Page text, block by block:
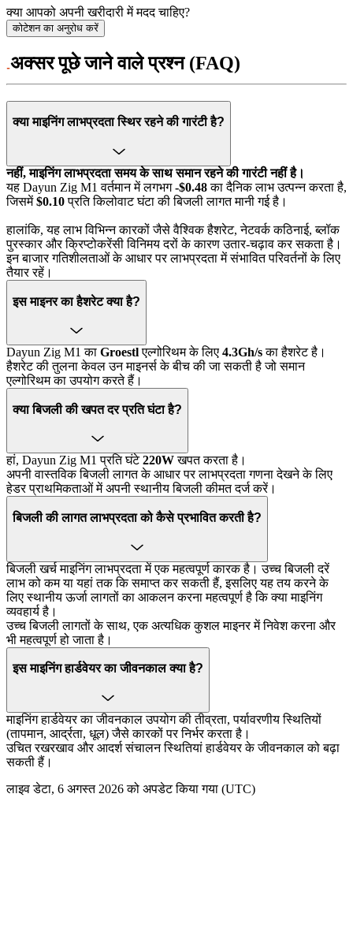
क्या आपको अपनी खरीदारी में मदद चाहिए?
कोटेशन का अनुरोध करें
अक्सर पूछे जाने वाले प्रश्न (FAQ)
क्या माइनिंग लाभप्रदता स्थिर रहने की गारंटी है?
नहीं, माइनिंग लाभप्रदता समय के साथ समान रहने की गारंटी नहीं है।
यह Dayun Zig M1 वर्तमान में लगभग-$0.48का दैनिक लाभ उत्पन्न करता है,
जिसमें$0.10प्रति किलोवाट घंटा की बिजली लागत मानी गई है।
हालांकि, यह लाभ विभिन्न कारकों जैसे वैश्विक हैशरेट, नेटवर्क कठिनाई, ब्लॉक
पुरस्कार और क्रिप्टोकरेंसी विनिमय दरों के कारण उतार-चढ़ाव कर सकता है।
इन बाजार गतिशीलताओं के आधार पर लाभप्रदता में संभावित परिवर्तनों के लिए
तैयार रहें।
इस माइनर का हैशरेट क्या है?
Dayun Zig M1 का Groestlएल्गोरिथम के लिए 4.3Gh/sका हैशरेट है।
हैशरेट की तुलना केवल उन माइनर्स के बीच की जा सकती है जो समान
एल्गोरिथम का उपयोग करते हैं।
क्या बिजली की खपत दर प्रति घंटा है?
हां, Dayun Zig M1 प्रति घंटे220Wखपत करता है।
अपनी वास्तविक बिजली लागत के आधार पर लाभप्रदता गणना देखने के लिए
हेडर प्राथमिकताओं में अपनी स्थानीय बिजली कीमत दर्ज करें।
बिजली की लागत लाभप्रदता को कैसे प्रभावित करती है?
बिजली खर्च माइनिंग लाभप्रदता में एक महत्वपूर्ण कारक है। उच्च बिजली दरें
लाभ को कम या यहां तक कि समाप्त कर सकती हैं, इसलिए यह तय करने के
लिए स्थानीय ऊर्जा लागतों का आकलन करना महत्वपूर्ण है कि क्या माइनिंग
व्यवहार्य है।
उच्च बिजली लागतों के साथ, एक अत्यधिक कुशल माइनर में निवेश करना और
भी महत्वपूर्ण हो जाता है।
इस माइनिंग हार्डवेयर का जीवनकाल क्या है?
माइनिंग हार्डवेयर का जीवनकाल उपयोग की तीव्रता, पर्यावरणीय स्थितियों
(तापमान, आर्द्रता, धूल) जैसे कारकों पर निर्भर करता है।
उचित रखरखाव और आदर्श संचालन स्थितियां हार्डवेयर के जीवनकाल को बढ़ा
सकती हैं।
लाइव डेटा, 6 अगस्त 2026 को अपडेट किया गया (UTC)